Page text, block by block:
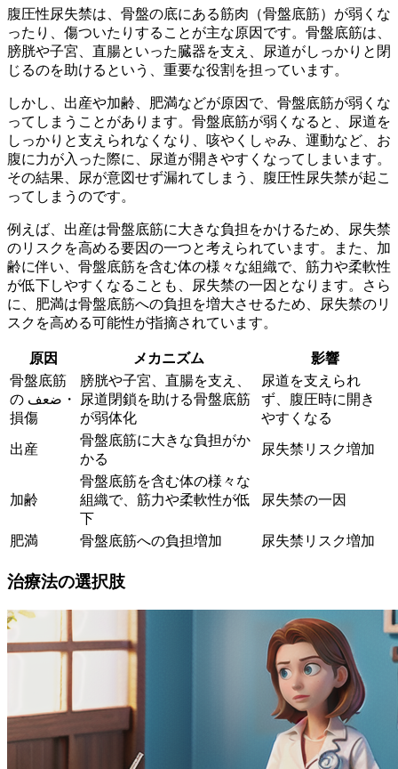
腹圧性尿失禁は、 骨盤の底にある筋肉（骨盤底筋）が弱くな
ったり、傷ついたりすることが主な原因 です。骨盤底筋は、
膀胱や子宮、直腸といった臓器を支え、尿道がしっかりと閉
じるのを助ける という、重要な役割を担っています。
しかし、出産や加齢、肥満などが原因で、骨盤底筋が弱くな
ってしまうことがあります。骨盤底筋が弱くなると、
尿道を
しっかりと支えられなくなり、咳やくしゃみ、運動など、お
腹に力が入った際に、尿道が開きやすくなってしまいます。
その結果、尿が意図せず漏れてしまう、腹圧性尿失禁が起こ
ってしまうのです。
例えば、出産は骨盤底筋に大きな負担をかけるため、尿失禁
のリスクを高める要因の一つと考えられています。また、加
齢に伴い、骨盤底筋を含む体の様々な組織で、筋力や柔軟性
が低下しやすくなることも、尿失禁の一因となります。さら
に、肥満は骨盤底筋への負担を増大させるため、尿失禁のリ
スクを高める可能性が指摘されています。
原因 メカニズム
影響
骨盤底筋
の ضعف・
損傷
膀胱や子宮、直腸を支え、
尿道閉鎖を助ける骨盤底筋
が弱体化
尿道を支えられ
ず、腹圧時に開き
やすくなる
出産
骨盤底筋に大きな負担がか
かる
尿失禁リスク増加
加齢
骨盤底筋を含む体の様々な
組織で、筋力や柔軟性が低
下
尿失禁の一因
肥満 骨盤底筋への負担増加 尿失禁リスク増加
治療法の選択肢